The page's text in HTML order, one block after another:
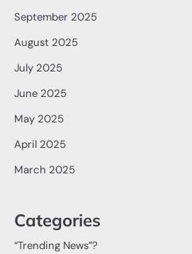
September 2025
August 2025
July 2025
June 2025
May 2025
April 2025
March 2025
Categories
“Trending News”?